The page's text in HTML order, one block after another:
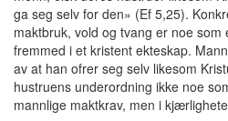
ga seg selv for den» (Ef 5,25).
maktbruk, vold og tvang er noe
fremmed i et kristent ekteskap.
av at han ofrer seg selv likesom
hustruens underordning ikke noe
mannlige maktkrav, men i